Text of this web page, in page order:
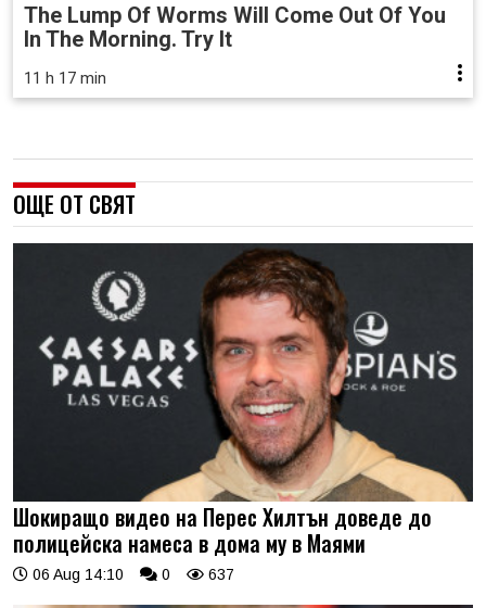
The Lump Of Worms Will Come Out Of You
In The Morning. Try It
11 h 17 min
ОЩЕ ОТ СВЯТ
Шокиращо видео на Перес Хилтън доведе до
полицейска намеса в дома му в Маями
06 Aug 14:10 0 637